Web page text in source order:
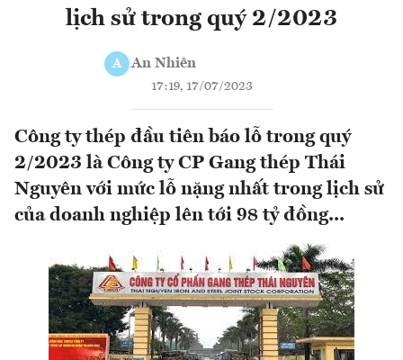
lịch sử trong quý 2/2023
A An Nhiên
17:19, 17/07/2023
Công ty thép đầu tiên báo lỗ trong quý
2/2023 là Công ty CP Gang thép Thái
Nguyên với mức lỗ nặng nhất trong lịch sử
của doanh nghiệp lên tới 98 tỷ đồng...